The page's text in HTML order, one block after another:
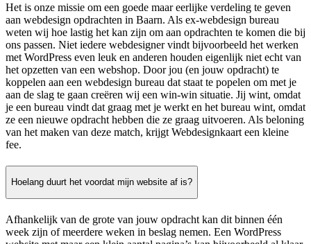
Het is onze missie om een goede maar eerlijke verdeling te geven
aan webdesign opdrachten in Baarn. Als ex-webdesign bureau
weten wij hoe lastig het kan zijn om aan opdrachten te komen die bij
ons passen. Niet iedere webdesigner vindt bijvoorbeeld het werken
met WordPress even leuk en anderen houden eigenlijk niet echt van
het opzetten van een webshop. Door jou (en jouw opdracht) te
koppelen aan een webdesign bureau dat staat te popelen om met je
aan de slag te gaan creëren wij een win-win situatie. Jij wint, omdat
je een bureau vindt dat graag met je werkt en het bureau wint, omdat
ze een nieuwe opdracht hebben die ze graag uitvoeren. Als beloning
van het maken van deze match, krijgt Webdesignkaart een kleine
fee.
Hoelang duurt het voordat mijn website af is?
Afhankelijk van de grote van jouw opdracht kan dit binnen één
week zijn of meerdere weken in beslag nemen. Een WordPress